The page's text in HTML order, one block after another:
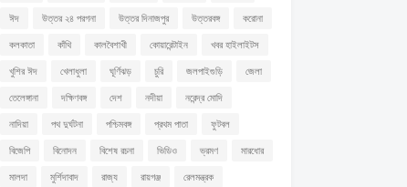
ঈদ
উত্তর ২৪ পরগনা উত্তর দিনাজপুর উত্তরবঙ্গ
করোনা
কলকাতা
কাঁথি কালবৈশাখী কোয়ারেন্টাইন
খবর হাইলাইটস
খুশির ঈদ
খেলাধুলা ঘূর্ণিঝড় চুরি জলপাইগুড়ি
জেলা
তেলেঙ্গানা
দক্ষিণবঙ্গ দেশ নদীয়া
নরেন্দ্র মোদি
নাদিয়া
পথ দুর্ঘটনা পশ্চিমবঙ্গ প্রথম পাতা
ফুটবল
বিজেপি
বিনোদন বিশেষ রচনা ভিডিও ভ্রমণ
মারধোর
মালদা
মুর্শিদাবাদ রাজ্য রায়গঞ্জ
রেলমন্ত্রক